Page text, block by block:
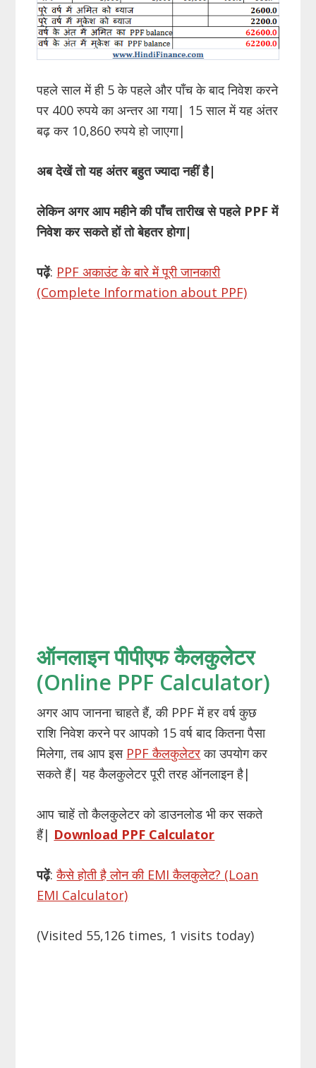
पहले साल में ही 5 के पहले और पाँच के बाद निवेश करने
पर 400 रुपये का अन्तर आ गया| 15 साल में यह अंतर
बढ़ कर 10,860 रुपये हो जाएगा|
अब देखें तो यह अंतर बहुत ज्यादा नहीं है|
लेकिन अगर आप महीने की पाँच तारीख से पहले PPF में
निवेश कर सकते हों तो बेहतर होगा|
पढ़ें: PPF अकाउंट के बारे में पूरी जानकारी
(Complete Information about PPF)
ऑनलाइन पीपीएफ कैलकुलेटर
(Online PPF Calculator)
अगर आप जानना चाहते हैं, की PPF में हर वर्ष कुछ
राशि निवेश करने पर आपको 15 वर्ष बाद कितना पैसा
मिलेगा, तब आप इस PPF कैलकुलेटरका उपयोग कर
सकते हैं| यह कैलकुलेटर पूरी तरह ऑनलाइन है|
आप चाहें तो कैलकुलेटर को डाउनलोड भी कर सकते
हैं| Download PPF Calculator
पढ़ें:कैसे होती है लोन की EMI कैलकुलेट? (Loan
EMI Calculator)
(Visited 55,126 times, 1 visits today)